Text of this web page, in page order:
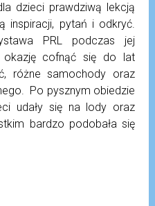
dzieci prawdziwą lekcją
inspiracji, pytań i odkryć.
PRL podczas jej
okazję cofnąć się do lat
różne samochody oraz
Po pysznym obiedzie
udały się na lody oraz
bardzo podobała się